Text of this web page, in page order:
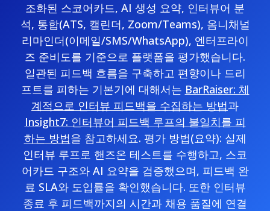
조화된 스코어카드, AI 생성 요약, 인터뷰어 분
석, 통합(ATS, 캘린더, Zoom/Teams), 옴니채널
리마인더(이메일/SMS/WhatsApp), 엔터프라이
즈 준비도를 기준으로 플랫폼을 평가했습니다.
일관된 피드백 흐름을 구축하고 편향이나 드리
프트를 피하는 기본기에 대해서는 BarRaiser: 체
계적으로 인터뷰 피드백을 수집하는 방법과
Insight7: 인터뷰어 피드백 루프의 불일치를 피
하는 방법을 참고하세요. 평가 방법(요약): 실제
인터뷰 루프로 핸즈온 테스트를 수행하고, 스코
어카드 구조와 AI 요약을 검증했으며, 피드백 완
료 SLA와 도입률을 확인했습니다. 또한 인터뷰
종료 후 피드백까지의 시간과 채용 품질에 연결